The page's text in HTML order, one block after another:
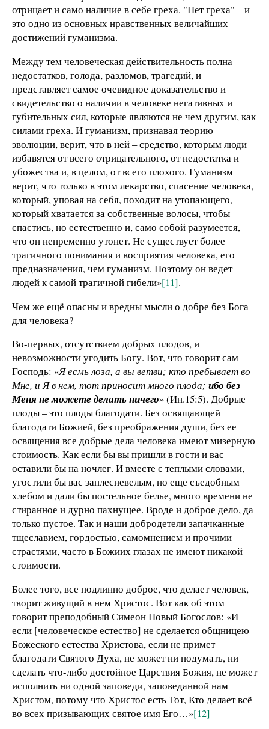
отрицает и само наличие в себе греха. "Нет греха" – и
это одно из основных нравственных величайших
достижений гуманизма.
Между тем человеческая действительность полна
недостатков, голода, разломов, трагедий, и
представляет самое очевидное доказательство и
свидетельство о наличии в человеке негативных и
губительных сил, которые являются не чем другим, как
силами греха. И гуманизм, признавая теорию
эволюции, верит, что в ней – средство, которым люди
избавятся от всего отрицательного, от недостатка и
убожества и, в целом, от всего плохого. Гуманизм
верит, что только в этом лекарство, спасение человека,
который, уповая на себя, походит на утопающего,
который хватается за собственные волосы, чтобы
спастись, но естественно и, само собой разумеется,
что он непременно утонет. Не существует более
трагичного понимания и восприятия человека, его
предназначения, чем гуманизм. Поэтому он ведет
людей к самой трагичной гибели»[11].
Чем же ещё опасны и вредны мысли о добре без Бога
для человека?
Во-первых, отсутствием добрых плодов, и
невозможности угодить Богу. Вот, что говорит сам
Господь: «Я есмь лоза, а вы ветви; кто пребывает во
Мне, и Я в нем, тот приносит много плода; ибо без
Меня не можете делать ничего» (Ин.15:5). Добрые
плоды – это плоды благодати. Без освящающей
благодати Божией, без преображения души, без ее
освящения все добрые дела человека имеют мизерную
стоимость. Как если бы вы пришли в гости и вас
оставили бы на ночлег. И вместе с теплыми словами,
угостили бы вас заплесневелым, но еще съедобным
хлебом и дали бы постельное белье, много времени не
стиранное и дурно пахнущее. Вроде и доброе дело, да
только пустое. Так и наши добродетели запачканные
тщеславием, гордостью, самомнением и прочими
страстями, часто в Божиих глазах не имеют никакой
стоимости.
Более того, все подлинно доброе, что делает человек,
творит живущий в нем Христос. Вот как об этом
говорит преподобный Симеон Новый Богослов: «И
если [человеческое естество] не сделается общницею
Божеского естества Христова, если не примет
благодати Святого Духа, не может ни подумать, ни
сделать что-либо достойное Царствия Божия, не может
исполнить ни одной заповеди, заповеданной нам
Христом, потому что Христос есть Тот, Кто делает всё
во всех призывающих святое имя Его…»[12]